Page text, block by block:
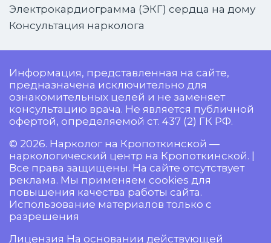
Электрокардиограмма (ЭКГ) сердца на дому
Консультация нарколога
Информация, представленная на сайте,
предназначена исключительно для
ознакомительных целей и не заменяет
консультацию врача. Не является публичной
офертой, определяемой ст. 437 (2) ГК РФ.
© 2026. Нарколог на Кропоткинской —
наркологический центр на Кропоткинской. |
Все права защищены. На сайте отсутствует
реклама. Мы применяем cookies для
повышения качества работы сайта.
Использование материалов только с
разрешения
Лицензия На основании действующей